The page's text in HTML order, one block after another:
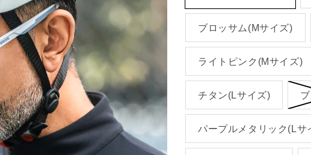
ブロッサム(Mサイズ)
ライトピンク(Mサイズ)
チタン(Lサイズ)
パープルメタリック(Lサ